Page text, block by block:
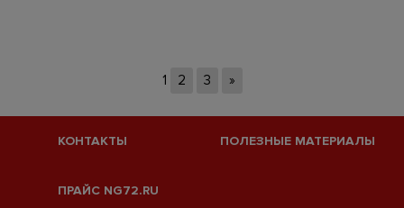
1 2 3 »
КОНТАКТЫ ПОЛЕЗНЫЕ МАТЕРИАЛЫ
ПРАЙС NG72.RU